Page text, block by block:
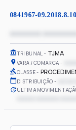
0841967-
TRIBUNAL TJMA
VARA / COMARCA
CLASSE
DISTRIBUIÇÃO
ÚLTIMA